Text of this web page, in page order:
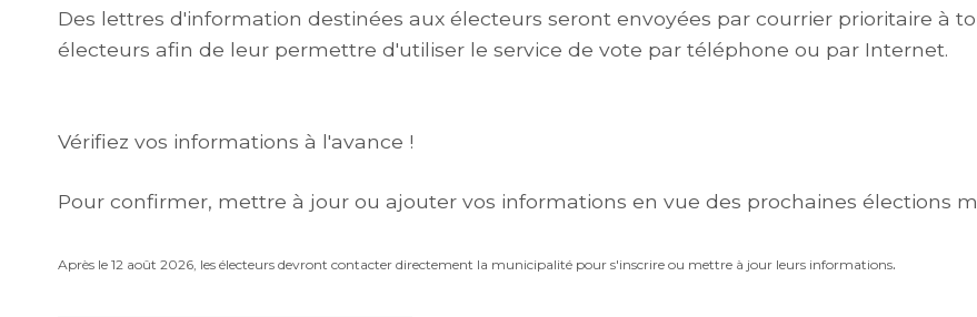
Des lettres d'information destinées aux électeurs seront envoyées par courrier prioritaire à
électeurs afin de leur permettre d'utiliser le service de vote par téléphone ou par Internet.
Vérifiez vos informations à l'avance !
Pour confirmer, mettre à jour ou ajouter vos informations en vue des prochaines élections
Après le 12 août 2026, les électeurs devront contacter directement la municipalité pour s'inscrire ou mettre à jour leurs informations.